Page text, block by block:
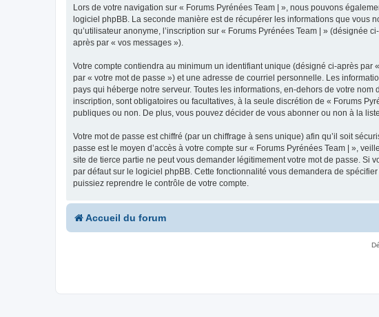
Lors de votre navigation sur « Forums Pyrénées Team | », nous pouvons
logiciel phpBB. La seconde manière est de récupérer les informations que
qu’utilisateur anonyme, l’inscription sur « Forums Pyrénées Team | »
après par « vos messages »).
Votre compte contiendra au minimum un identifiant unique (désigné ci-après
par « votre mot de passe ») et une adresse de courriel personnelle. Les
pays qui héberge notre serveur. Toutes les informations, en-dehors de votre
inscription, sont obligatoires ou facultatives, à la seule discrétion de « Forums
publiques ou non. De plus, vous pouvez décider de vous abonner ou non à la
Votre mot de passe est chiffré (par un chiffrage à sens unique) afin qu’il soit
passe est le moyen d’accès à votre compte sur « Forums Pyrénées Team | »,
site de tierce partie ne peut vous demander légitimement votre mot de passe. Si
par défaut sur le logiciel phpBB. Cette fonctionnalité vous demandera de
puissiez reprendre le contrôle de votre compte.
Accueil du forum